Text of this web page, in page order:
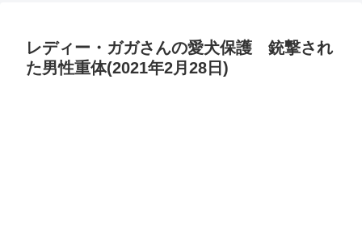
レディー・ガガさんの愛犬保護 銃撃され
た男性重体(2021年2月28日)